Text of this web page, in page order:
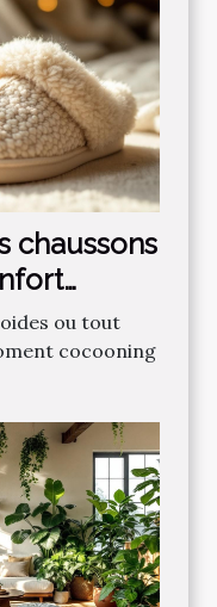
chaussons
ou tout
cocooning